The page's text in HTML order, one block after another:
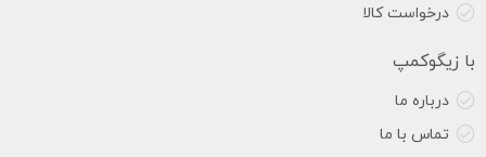
درخواست کالا
با زیگوکمپ
درباره ما
تماس با ما